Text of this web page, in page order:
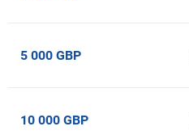
5 000 GBP
10 000 GBP